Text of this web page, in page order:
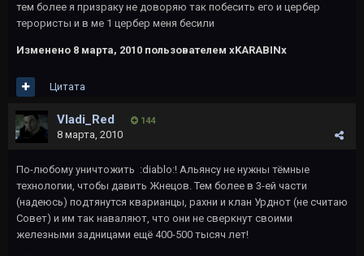
тем более я призраку не доворяю так побесить его и цербер
терористы и в ме 1 цербер меня бесили
Изменено 8 марта, 2010 пользователем xKARABINx
Цитата
Vladi_Red 144
8 марта, 2010
По-любому уничтожить :diablo:! Альянсу не нужны тёмные
технологии, чтобы давить Жнецов. Тем более в 3-ей части
(надеюсь) подтянутся кварианцы, рахни и клан Урднот (не считаю
Совет) и им так наваляют, что они не сверкнут своими
железными задницами ещё 400-500 тысяч лет!